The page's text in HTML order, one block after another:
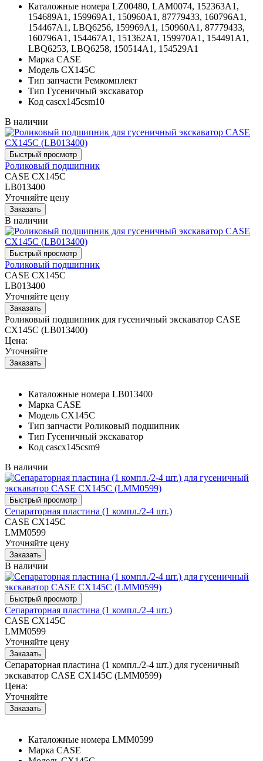
Каталожные номера LZ00480, LAM0074, 152363A1,
154689A1, 159969A1, 150960A1, 87779433, 160796A1,
154467A1, LBQ6256, 159969A1, 150960A1, 87779433,
160796A1, 154467A1, 151362A1, 159970A1, 154491A1,
LBQ6253, LBQ6258, 150514A1, 154529A1
Марка CASE
Модель CX145C
Тип запчасти Ремкомплект
Тип Гусеничный экскаватор
Код cascx145csm10
В наличии
Роликовый подшипник
CASE CX145C
LB013400
Уточняйте цену
В наличии
Роликовый подшипник
CASE CX145C
LB013400
Уточняйте цену
Роликовый подшипник для гусеничный экскаватор CASE
CX145C (LB013400)
Цена:
Уточняйте
Каталожные номера LB013400
Марка CASE
Модель CX145C
Тип запчасти Роликовый подшипник
Тип Гусеничный экскаватор
Код cascx145csm9
В наличии
Сепараторная пластина (1 компл./2-4 шт.)
CASE CX145C
LMM0599
Уточняйте цену
В наличии
Сепараторная пластина (1 компл./2-4 шт.)
CASE CX145C
LMM0599
Уточняйте цену
Сепараторная пластина (1 компл./2-4 шт.) для гусеничный
экскаватор CASE CX145C (LMM0599)
Цена:
Уточняйте
Каталожные номера LMM0599
Марка CASE